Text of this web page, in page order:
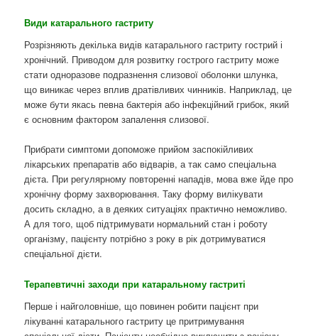
Види катарального гастриту
Розрізняють декілька видів катарального гастриту гострий і
хронічний. Приводом для розвитку гострого гастриту може
стати одноразове подразнення слизової оболонки шлунка,
що виникає через вплив дратівливих чинників. Наприклад, це
може бути якась певна бактерія або інфекційний грибок, який
є основним фактором запалення слизової.
Прибрати симптоми допоможе прийом заспокійливих
лікарських препаратів або відварів, а так само спеціальна
дієта. При регулярному повторенні нападів, мова вже йде про
хронічну форму захворювання. Таку форму вилікувати
досить складно, а в деяких ситуаціях практично неможливо.
А для того, щоб підтримувати нормальний стан і роботу
організму, пацієнту потрібно з року в рік дотримуватися
спеціальної дієти.
Терапевтичні заходи при катаральному гастриті
Перше і найголовніше, що повинен робити пацієнт при
лікуванні катарального гастриту це притримування